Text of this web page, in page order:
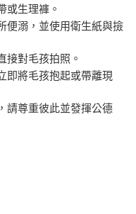
或生理褲。
便溺，並使用衛生紙與撿
接對毛孩拍照。
即將毛孩抱起或帶離現
請尊重彼此並發揮公德